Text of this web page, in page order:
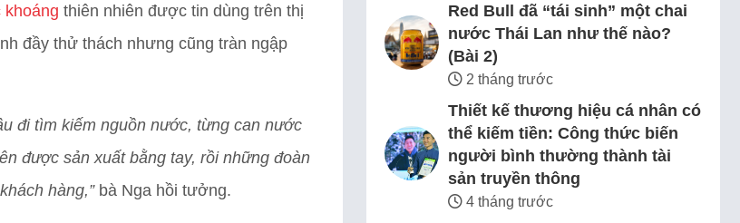
thiên nhiên được tin dùng trên thị
đầy thử thách nhưng cũng tràn ngập
đi tìm kiếm nguồn nước, từng can nước
được sản xuất bằng tay, rồi những đoàn
hàng,”bà Nga hồi tưởng.
Red Bull đã “tái sinh” một chai
nước Thái Lan như thế nào?
(Bài 2)
2 tháng trước
Thiết kế thương hiệu cá nhân có
thể kiếm tiền: Công thức biến
người bình thường thành tài
sản truyền thông
4 tháng trước